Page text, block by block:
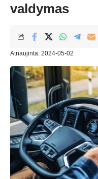
valdymas
Atnaujinta: 2024-05-02